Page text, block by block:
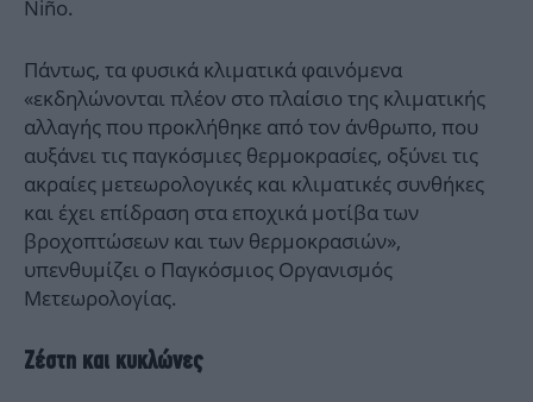
Niño.
Πάντως, τα φυσικά κλιματικά φαινόμενα
«εκδηλώνονται πλέον στο πλαίσιο της κλιματικής
αλλαγής που προκλήθηκε από τον άνθρωπο, που
αυξάνει τις παγκόσμιες θερμοκρασίες, οξύνει τις
ακραίες μετεωρολογικές και κλιματικές συνθήκες
και έχει επίδραση στα εποχικά μοτίβα των
βροχοπτώσεων και των θερμοκρασιών»,
υπενθυμίζει ο Παγκόσμιος Οργανισμός
Μετεωρολογίας.
Ζέστη και κυκλώνες